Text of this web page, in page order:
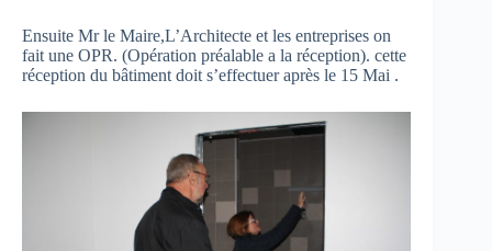
Ensuite Mr le Maire,L’Architecte et les entreprises on
fait une OPR. (Opération préalable a la réception). cette
réception du bâtiment doit s’effectuer après le 15 Mai .